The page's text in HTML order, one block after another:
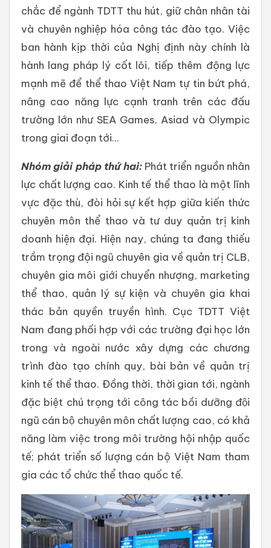
chắc để ngành TDTT thu hút, giữ chân nhân tài
và chuyên nghiệp hóa công tác đào tạo. Việc
ban hành kịp thời của Nghị định này chính là
hành lang pháp lý cốt lõi, tiếp thêm động lực
mạnh mẽ để thể thao Việt Nam tự tin bứt phá,
nâng cao năng lực cạnh tranh trên các đấu
trường lớn như SEA Games, Asiad và Olympic
trong giai đoạn tới...
Nhóm giải pháp thứ hai: Phát triển nguồn nhân
lực chất lượng cao. Kinh tế thể thao là một lĩnh
vực đặc thù, đòi hỏi sự kết hợp giữa kiến thức
chuyên môn thể thao và tư duy quản trị kinh
doanh hiện đại. Hiện nay, chúng ta đang thiếu
trầm trọng đội ngũ chuyên gia về quản trị CLB,
chuyên gia môi giới chuyển nhượng, marketing
thể thao, quản lý sự kiện và chuyên gia khai
thác bản quyền truyền hình. Cục TDTT Việt
Nam đang phối hợp với các trường đại học lớn
trong và ngoài nước xây dựng các chương
trình đào tạo chính quy, bài bản về quản trị
kinh tế thể thao. Đồng thời, thời gian tới, ngành
đặc biệt chú trọng tới công tác bồi dưỡng đội
ngũ cán bộ chuyên môn chất lượng cao, có khả
năng làm việc trong môi trường hội nhập quốc
tế; phát triển số lượng cán bộ Việt Nam tham
gia các tổ chức thể thao quốc tế.